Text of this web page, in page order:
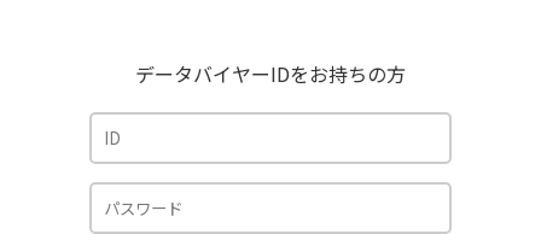
データバイヤーIDをお持ちの方